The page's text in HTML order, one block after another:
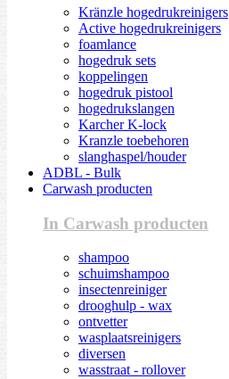
Kränzle hogedrukreinigers
Active hogedrukreinigers
foamlance
hogedruk sets
koppelingen
hogedruk pistool
hogedrukslangen
Karcher K-lock
Kranzle toebehoren
slanghaspel/houder
ADBL - Bulk
Carwash producten
In Carwash producten
shampoo
schuimshampoo
insectenreiniger
drooghulp - wax
ontvetter
wasplaatsreinigers
diversen
wasstraat - rollover